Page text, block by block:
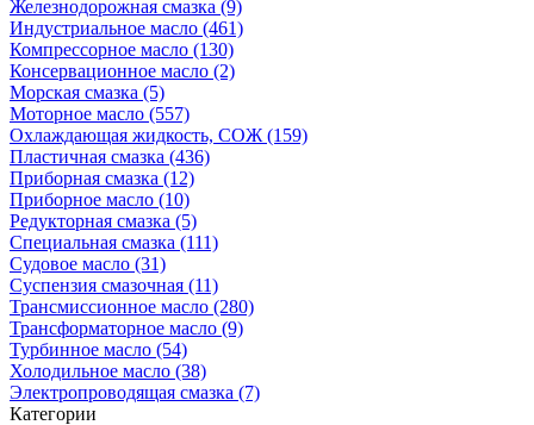
Железнодорожная смазка (9)
Индустриальное масло (461)
Компрессорное масло (130)
Консервационное масло (2)
Морская смазка (5)
Моторное масло (557)
Охлаждающая жидкость, СОЖ (159)
Пластичная смазка (436)
Приборная смазка (12)
Приборное масло (10)
Редукторная смазка (5)
Специальная смазка (111)
Судовое масло (31)
Суспензия смазочная (11)
Трансмиссионное масло (280)
Трансформаторное масло (9)
Турбинное масло (54)
Холодильное масло (38)
Электропроводящая смазка (7)
Категории